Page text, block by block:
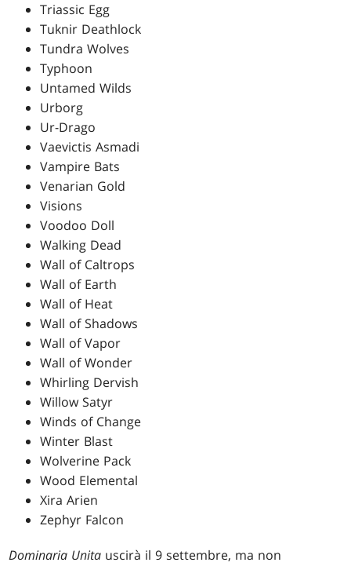
Triassic Egg
Tuknir Deathlock
Tundra Wolves
Typhoon
Untamed Wilds
Urborg
Ur-Drago
Vaevictis Asmadi
Vampire Bats
Venarian Gold
Visions
Voodoo Doll
Walking Dead
Wall of Caltrops
Wall of Earth
Wall of Heat
Wall of Shadows
Wall of Vapor
Wall of Wonder
Whirling Dervish
Willow Satyr
Winds of Change
Winter Blast
Wolverine Pack
Wood Elemental
Xira Arien
Zephyr Falcon
Dominaria Unita uscirà il 9 settembre, ma non